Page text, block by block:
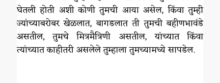
घेतली होती अशी कोणी तुमची आया असेल, किंवा तुम्ही
ज्यांच्याबरोबर खेळलात, बागडलात ती तुमची बहीणभावंडे
असतील, तुमचे मित्रमैत्रिणी असतील, यांच्यात किंवा
त्यांच्यात काहीतरी असलेले तुम्हाला तुमच्यामध्ये सापडेल.